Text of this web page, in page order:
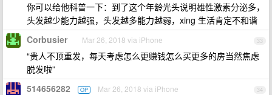
你可以给他科普一下：到了这个年龄光头说明雄性激素分泌多，
头发越少能力越强，头发越多能力越弱，xing 生活肯定不和谐
33
Corbusier Mar 26, 2018 via iPhone
“贵人不顶重发，每天考虑怎么更赚钱怎么买更多的房当然焦虑
脱发啦”
34
514656282 OP Mar 26, 2018 via iPhone